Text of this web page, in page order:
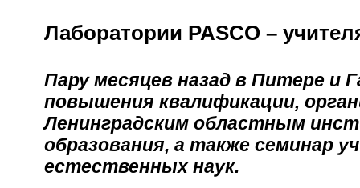
Лаборатории PASCO –
Пару месяцев назад в Питере и
повышения квалификации,
Ленинградским областным
образования, а также семинар
естественных наук.